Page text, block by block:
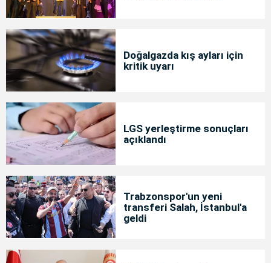
Doğalgazda kış ayları için
kritik uyarı
LGS yerleştirme sonuçları
açıklandı
Trabzonspor'un yeni
transferi Salah, İstanbul'a
geldi